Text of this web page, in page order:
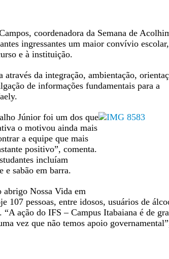
coordenadora da Semana de
ingressantes um maior convívio
e à instituição.
através da integração, ambientação,
de informações fundamentais para a
.
Júnior foi um dos que
o motivou ainda mais
a equipe que mais
positivo”, comenta.
incluíam
e sabão em barra.
abrigo Nossa Vida em
107 pessoas, entre idosos, usuários de
ação do IFS – Campus Itabaiana é de
vez que não temos apoio